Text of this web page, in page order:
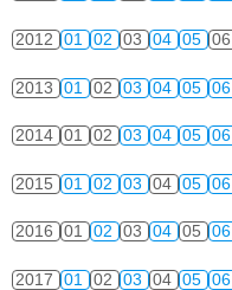
2012 01 02 03 04 05 06
2013 01 02 03 04 05 06
2014 01 02 03 04 05 06
2015 01 02 03 04 05 06
2016 01 02 03 04 05 06
2017 01 02 03 04 05 06